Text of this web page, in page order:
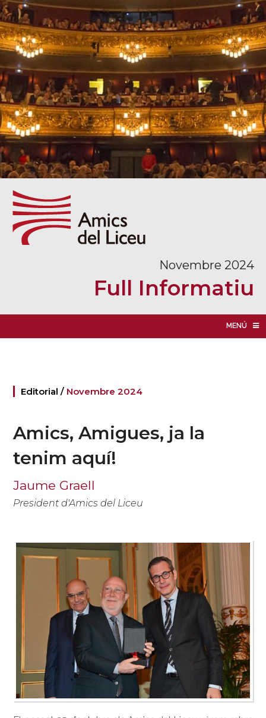
Novembre 2024
Full Informatiu
MENÚ
Editorial / Novembre 2024
Amics, Amigues, ja la
tenim aquí!
Jaume Graell
President d'Amics del Liceu